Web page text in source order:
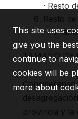
· Resto
Resto
·
TAMAÑO DE
provincia y la
This site uses
give you the
continue to
cookies will be
more about